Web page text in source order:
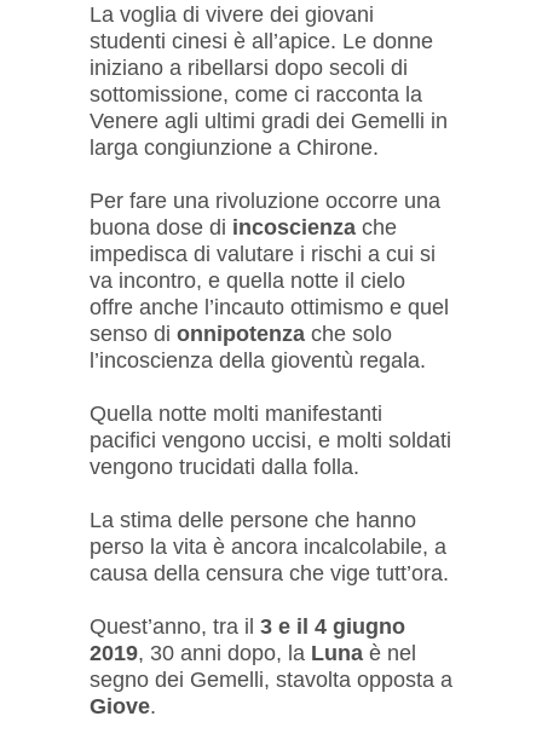
La voglia di vivere dei giovani
studenti cinesi è all’apice. Le donne
iniziano a ribellarsi dopo secoli di
sottomissione, come ci racconta la
Venere agli ultimi gradi dei Gemelli in
larga congiunzione a Chirone.
Per fare una rivoluzione occorre una
buona dose di incoscienza che
impedisca di valutare i rischi a cui si
va incontro, e quella notte il cielo
offre anche l’incauto ottimismo e quel
senso di onnipotenza che solo
l’incoscienza della gioventù regala.
Quella notte molti manifestanti
pacifici vengono uccisi, e molti soldati
vengono trucidati dalla folla.
La stima delle persone che hanno
perso la vita è ancora incalcolabile, a
causa della censura che vige tutt’ora.
Quest’anno, tra il 3 e il 4 giugno
2019, 30 anni dopo, la Luna è nel
segno dei Gemelli, stavolta opposta a
Giove.